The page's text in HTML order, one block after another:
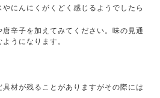
にんにくがくどく感じるようでしたら
辛子を加えてみてください。味の見通
うになります。
材が残ることがありますがその際には